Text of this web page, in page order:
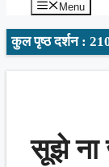
Menu
कुल पृष्ठ दर्शन :
सूझे ना